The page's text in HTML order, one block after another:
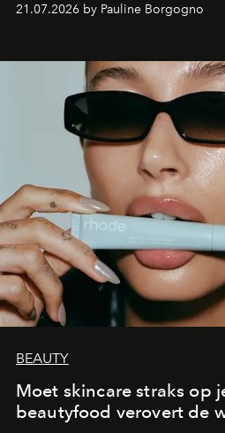
aan make-up.
21.07.2026 by Pauline Borgogno
BEAUTY
Moet skincare straks op
beautyfood verovert de